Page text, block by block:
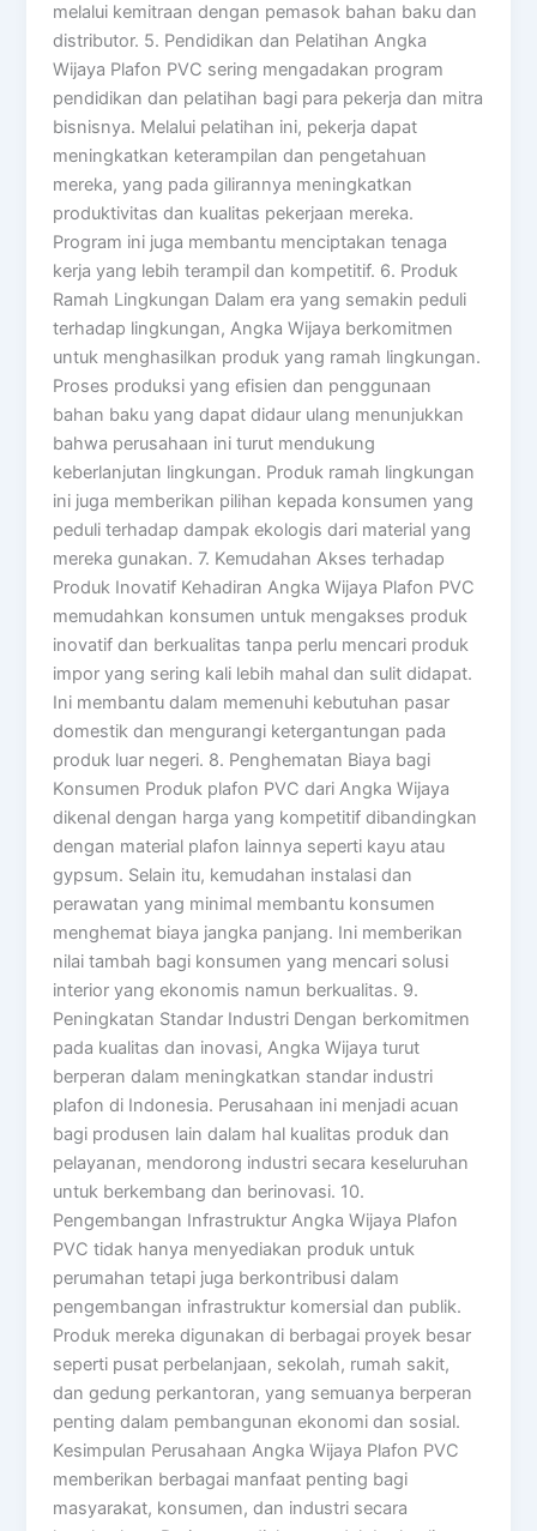
melalui kemitraan dengan pemasok bahan baku dan
distributor. 5. Pendidikan dan Pelatihan Angka
Wijaya Plafon PVC sering mengadakan program
pendidikan dan pelatihan bagi para pekerja dan mitra
bisnisnya. Melalui pelatihan ini, pekerja dapat
meningkatkan keterampilan dan pengetahuan
mereka, yang pada gilirannya meningkatkan
produktivitas dan kualitas pekerjaan mereka.
Program ini juga membantu menciptakan tenaga
kerja yang lebih terampil dan kompetitif. 6. Produk
Ramah Lingkungan Dalam era yang semakin peduli
terhadap lingkungan, Angka Wijaya berkomitmen
untuk menghasilkan produk yang ramah lingkungan.
Proses produksi yang efisien dan penggunaan
bahan baku yang dapat didaur ulang menunjukkan
bahwa perusahaan ini turut mendukung
keberlanjutan lingkungan. Produk ramah lingkungan
ini juga memberikan pilihan kepada konsumen yang
peduli terhadap dampak ekologis dari material yang
mereka gunakan. 7. Kemudahan Akses terhadap
Produk Inovatif Kehadiran Angka Wijaya Plafon PVC
memudahkan konsumen untuk mengakses produk
inovatif dan berkualitas tanpa perlu mencari produk
impor yang sering kali lebih mahal dan sulit didapat.
Ini membantu dalam memenuhi kebutuhan pasar
domestik dan mengurangi ketergantungan pada
produk luar negeri. 8. Penghematan Biaya bagi
Konsumen Produk plafon PVC dari Angka Wijaya
dikenal dengan harga yang kompetitif dibandingkan
dengan material plafon lainnya seperti kayu atau
gypsum. Selain itu, kemudahan instalasi dan
perawatan yang minimal membantu konsumen
menghemat biaya jangka panjang. Ini memberikan
nilai tambah bagi konsumen yang mencari solusi
interior yang ekonomis namun berkualitas. 9.
Peningkatan Standar Industri Dengan berkomitmen
pada kualitas dan inovasi, Angka Wijaya turut
berperan dalam meningkatkan standar industri
plafon di Indonesia. Perusahaan ini menjadi acuan
bagi produsen lain dalam hal kualitas produk dan
pelayanan, mendorong industri secara keseluruhan
untuk berkembang dan berinovasi. 10.
Pengembangan Infrastruktur Angka Wijaya Plafon
PVC tidak hanya menyediakan produk untuk
perumahan tetapi juga berkontribusi dalam
pengembangan infrastruktur komersial dan publik.
Produk mereka digunakan di berbagai proyek besar
seperti pusat perbelanjaan, sekolah, rumah sakit,
dan gedung perkantoran, yang semuanya berperan
penting dalam pembangunan ekonomi dan sosial.
Kesimpulan Perusahaan Angka Wijaya Plafon PVC
memberikan berbagai manfaat penting bagi
masyarakat, konsumen, dan industri secara